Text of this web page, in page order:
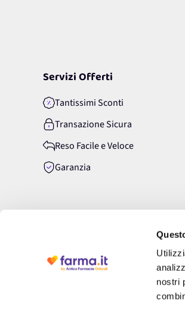
nostri
Servizi Offerti
Tantissimi Sconti
Transazione Sicura
Reso Facile e Veloce
Garanzia